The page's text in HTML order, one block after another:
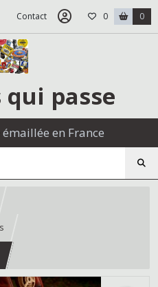
Contact 0 0
passe
en France